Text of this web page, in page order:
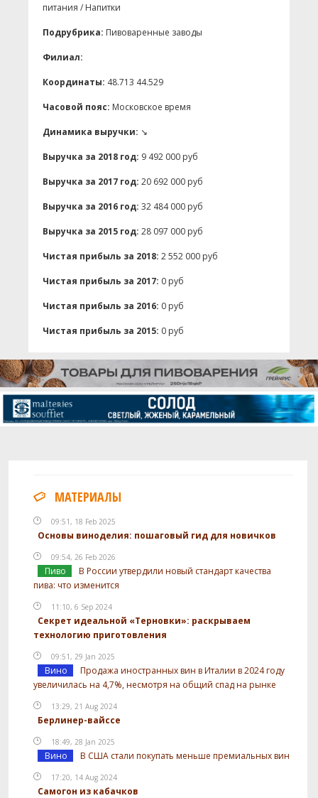
питания / Напитки
Подрубрика: Пивоваренные заводы
Филиал:
Координаты: 48.713 44.529
Часовой пояс: Московское время
Динамика выручки: ↘
Выручка за 2018 год: 9 492 000 руб
Выручка за 2017 год: 20 692 000 руб
Выручка за 2016 год: 32 484 000 руб
Выручка за 2015 год: 28 097 000 руб
Чистая прибыль за 2018: 2 552 000 руб
Чистая прибыль за 2017: 0 руб
Чистая прибыль за 2016: 0 руб
Чистая прибыль за 2015: 0 руб
МАТЕРИАЛЫ
09:51, 18 Feb 2025
Основы виноделия: пошаговый гид для новичков
09:54, 26 Feb 2026
Пиво
В России утвердили новый стандарт качества
пива: что изменится
11:10, 6 Sep 2024
Секрет идеальной «Терновки»: раскрываем
технологию приготовления
09:51, 29 Jan 2025
Вино
Продажа иностранных вин в Италии в 2024 году
увеличилась на 4,7%, несмотря на общий спад на рынке
13:29, 21 Aug 2024
Берлинер-вайссе
18:49, 28 Jan 2025
Вино В США стали покупать меньше премиальных вин
17:20, 14 Aug 2024
Самогон из кабачков